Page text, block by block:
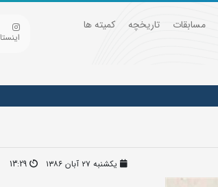
مسابقات تاریخچه
کمیته ها
یکشنبه ۲۷ آبان ۱۳۸۶ 13:29